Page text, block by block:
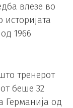
влезе во
историјата
1966
тренерот
беше 32
Германија од